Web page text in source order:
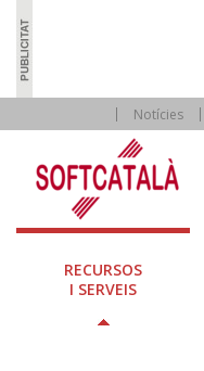
Notícies
RECURSOS
I SERVEIS